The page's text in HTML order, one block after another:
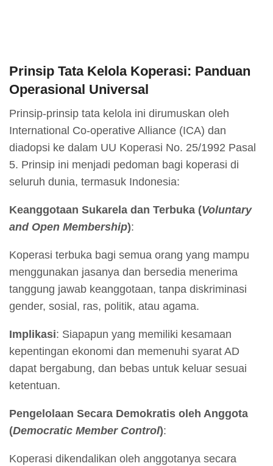
Prinsip Tata Kelola Koperasi: Panduan
Operasional Universal
Prinsip-prinsip tata kelola ini dirumuskan oleh
International Co-operative Alliance (ICA) dan
diadopsi ke dalam UU Koperasi No. 25/1992 Pasal
5. Prinsip ini menjadi pedoman bagi koperasi di
seluruh dunia, termasuk Indonesia:
Keanggotaan Sukarela dan Terbuka (Voluntary
and Open Membership):
Koperasi terbuka bagi semua orang yang mampu
menggunakan jasanya dan bersedia menerima
tanggung jawab keanggotaan, tanpa diskriminasi
gender, sosial, ras, politik, atau agama.
Implikasi: Siapapun yang memiliki kesamaan
kepentingan ekonomi dan memenuhi syarat AD
dapat bergabung, dan bebas untuk keluar sesuai
ketentuan.
Pengelolaan Secara Demokratis oleh Anggota
(Democratic Member Control):
Koperasi dikendalikan oleh anggotanya secara